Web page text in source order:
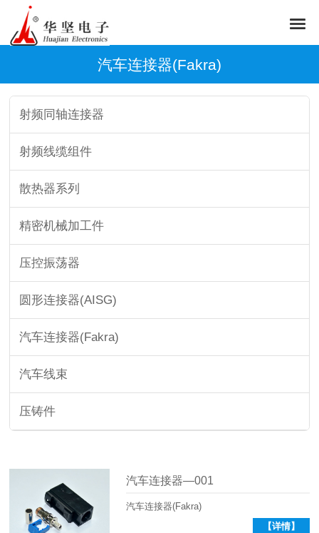
汽车连接器(Fakra)
射频同轴连接器
射频线缆组件
散热器系列
精密机械加工件
压控振荡器
圆形连接器(AISG)
汽车连接器(Fakra)
汽车线束
压铸件
汽车连接器—001
汽车连接器(Fakra)
【详情】